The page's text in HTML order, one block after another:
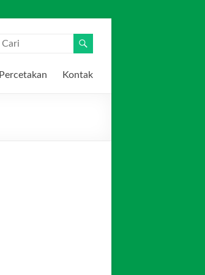
Percetakan Kontak